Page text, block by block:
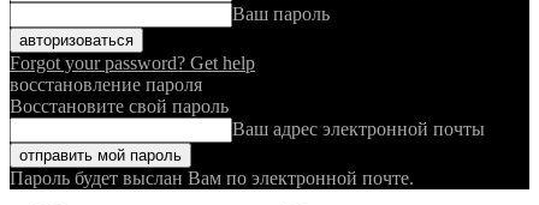
Ваш пароль
Forgot your password? Get help
восстановление пароля
Восстановите свой пароль
Ваш адрес электронной почты
Пароль будет выслан Вам по электронной почте.